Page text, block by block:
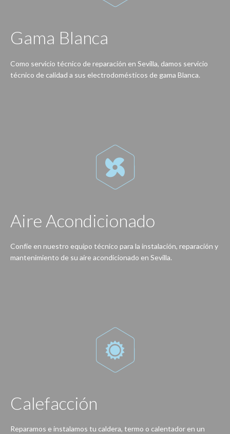
Gama Blanca
Como servicio técnico de reparación en Sevilla, damos servicio
técnico de calidad a sus electrodomésticos de gama Blanca.

Aire Acondicionado
Confíe en nuestro equipo técnico para la instalación, reparación y
mantenimiento de su aire acondicionado en Sevilla.

Calefacción
Reparamos e instalamos tu caldera, termo o calentador en un